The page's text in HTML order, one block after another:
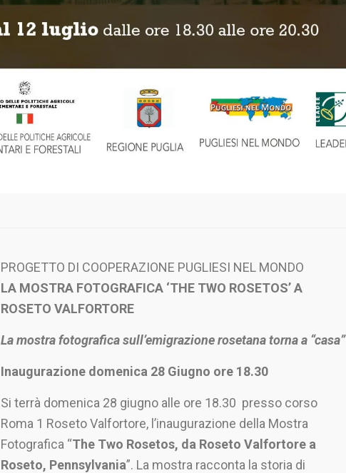
PROGETTO DI COOPERAZIONE PUGLIESI NEL MONDO
LA MOSTRA FOTOGRAFICA ‘THE TWO ROSETOS’ A
ROSETO VALFORTORE
La mostra fotografica sull’emigrazione rosetana torna a “casa”
Inaugurazione domenica 28 Giugno ore 18.30
Si terrà domenica 28 giugno alle ore 18.30 presso corso
Roma 1 Roseto Valfortore, l’inaugurazione della Mostra
Fotografica “The Two Rosetos, da Roseto Valfortore a
Roseto, Pennsylvania”. La mostra racconta la storia di